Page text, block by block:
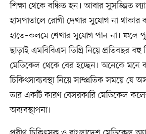
শিক্ষা থেকে বঞ্চিত হন। আবার সুসজ্জিত
হাসপাতালে রোগী দেখার সুযোগ না থাকার
হাতে–কলমে শেখার সুযোগ পান না। ফলে
ছাড়াই এমবিবিএস ডিগ্রি নিয়ে প্রতিবছর
মেডিকেল থেকে বের হচ্ছেন। অনেকে
চিকিৎসাব্যবস্থা নিয়ে সাম্প্রতিক সময়ে
তার একটি কারণ বেসরকারি মেডিকেল
অব্যবস্থাপনা।